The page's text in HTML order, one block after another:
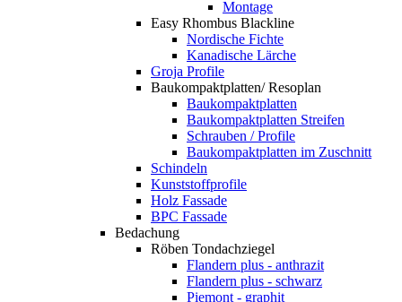
Montage
Easy Rhombus Blackline
Nordische Fichte
Kanadische Lärche
Groja Profile
Baukompaktplatten/ Resoplan
Baukompaktplatten
Baukompaktplatten Streifen
Schrauben / Profile
Baukompaktplatten im Zuschnitt
Schindeln
Kunststoffprofile
Holz Fassade
BPC Fassade
Bedachung
Röben Tondachziegel
Flandern plus - anthrazit
Flandern plus - schwarz
Piemont - graphit